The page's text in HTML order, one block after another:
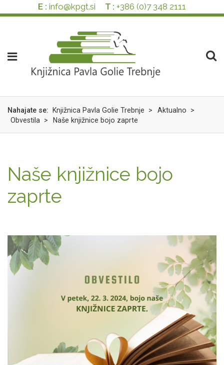
na
o
E : info@kpgt.si T : +386 (0)7 348 2111
Nahajate se: Knjižnica Pavla Golie Trebnje > Aktualno
>
Obvestila
> Naše knjižnice bojo zaprte
Naše knjižnice bojo
zaprte